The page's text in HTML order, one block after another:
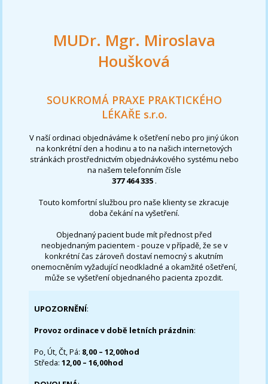
MUDr. Mgr. Miroslava
Houšková
SOUKROMÁ PRAXE PRAKTICKÉHO
LÉKAŘE s.r.o.
V naší ordinaci objednáváme k ošetření nebo pro jiný úkon
na konkrétní den a hodinu a to na našich internetových
stránkách prostřednictvím objednávkového systému nebo
na našem telefonním čísle
377 464 335 .
Touto komfortní službou pro naše klienty se zkracuje
doba čekání na vyšetření.
Objednaný pacient bude mít přednost před
neobjednaným pacientem - pouze v případě, že se v
konkrétní čas zároveň dostaví nemocný s akutním
onemocněním vyžadující neodkladné a okamžité ošetření,
může se vyšetření objednaného pacienta zpozdit.
UPOZORNĚNÍ:
Provoz ordinace v době letních prázdnin:
Po, Út, Čt, Pá: 8,00 – 12,00hod
Středa:12,00 – 16,00hod